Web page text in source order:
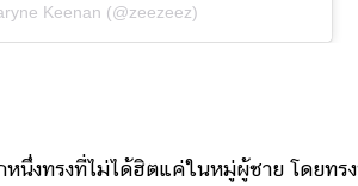
Keenan (@zeezeez)
รงที่ไม่ได้ฮิตแค่ในหมู่ผู้ชาย โดยทรง